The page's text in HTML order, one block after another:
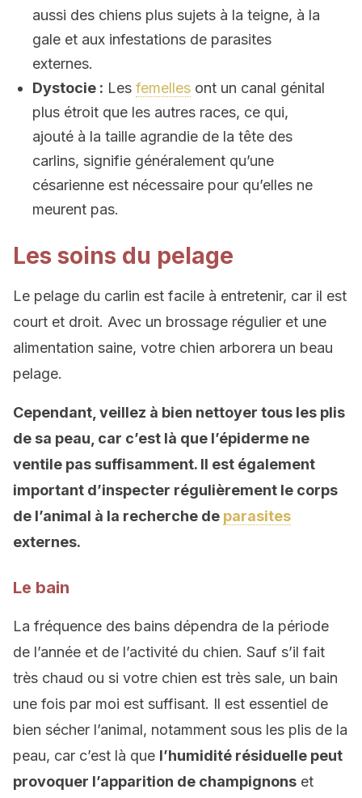
aussi des chiens plus sujets à la teigne, à la
gale et aux infestations de parasites
externes.
Dystocie : Les femelles ont un canal génital
plus étroit que les autres races, ce qui,
ajouté à la taille agrandie de la tête des
carlins, signifie généralement qu’une
césarienne est nécessaire pour qu’elles ne
meurent pas.
Les soins du pelage
Le pelage du carlin est facile à entretenir, car il est
court et droit. Avec un brossage régulier et une
alimentation saine, votre chien arborera un beau
pelage.
Cependant, veillez à bien nettoyer tous les plis
de sa peau, car c’est là que l’épiderme ne
ventile pas suffisamment. Il est également
important d’inspecter régulièrement le corps
de l’animal à la recherche de parasites
externes.
Le bain
La fréquence des bains dépendra de la période
de l’année et de l’activité du chien. Sauf s’il fait
très chaud ou si votre chien est très sale, un bain
une fois par moi est suffisant. Il est essentiel de
bien sécher l’animal, notamment sous les plis de la
peau, car c’est là que l’humidité résiduelle peut
provoquer l’apparition de champignons et